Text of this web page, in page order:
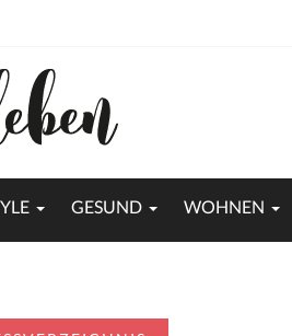
GESUND WOHNEN